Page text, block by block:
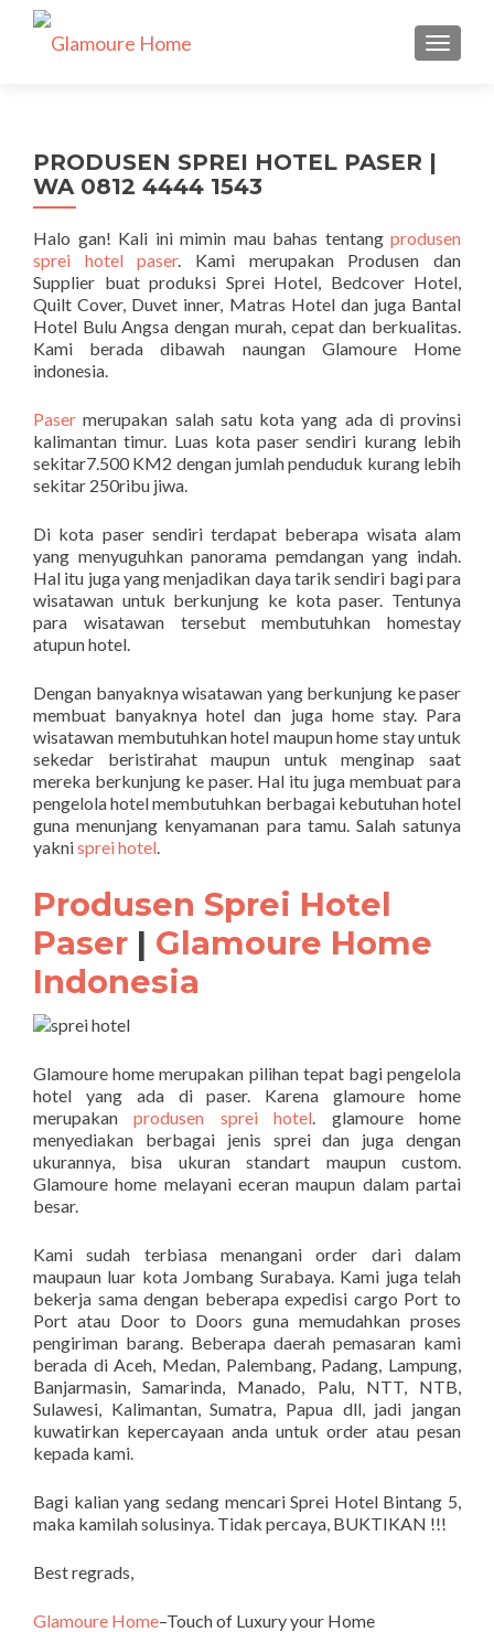
TUKAR
PRODUSEN SPREI HOTEL PASER |
WA 0812 4444 1543
Halo gan! Kali ini mimin mau bahas tentangprodusen
sprei hotel paser. Kami merupakan Produsen dan
Supplier buat produksi Sprei Hotel, Bedcover Hotel,
Quilt Cover, Duvet inner, Matras Hotel dan juga Bantal
Hotel Bulu Angsa dengan murah, cepat dan berkualitas.
Kami berada dibawah naungan Glamoure Home
indonesia.
Paser merupakan salah satu kota yang ada di provinsi
kalimantan timur. Luas kota paser sendiri kurang lebih
sekitar7.500 KM2 dengan jumlah penduduk kurang lebih
sekitar 250ribu jiwa.
Di kota paser sendiri terdapat beberapa wisata alam
yang menyuguhkan panorama pemdangan yang indah.
Hal itu juga yang menjadikan daya tarik sendiri bagi para
wisatawan untuk berkunjung ke kota paser. Tentunya
para wisatawan tersebut membutuhkan homestay
atupun hotel.
Dengan banyaknya wisatawan yang berkunjung ke paser
membuat banyaknya hotel dan juga home stay. Para
wisatawan membutuhkan hotel maupun home stay untuk
sekedar beristirahat maupun untuk menginap saat
mereka berkunjung ke paser. Hal itu juga membuat para
pengelola hotel membutuhkan berbagai kebutuhan hotel
guna menunjang kenyamanan para tamu. Salah satunya
yaknisprei hotel.
Produsen Sprei Hotel
Paser | Glamoure Home
Indonesia
Glamoure home merupakan pilihan tepat bagi pengelola
hotel yang ada di paser. Karena glamoure home
merupakanprodusen sprei hotel. glamoure home
menyediakan berbagai jenis sprei dan juga dengan
ukurannya, bisa ukuran standart maupun custom.
Glamoure home melayani eceran maupun dalam partai
besar.
Kami sudah terbiasa menangani order dari dalam
maupaun luar kota Jombang Surabaya. Kami juga telah
bekerja sama dengan beberapa expedisi cargo Port to
Port atau Door to Doors guna memudahkan proses
pengiriman barang. Beberapa daerah pemasaran kami
berada di Aceh, Medan, Palembang, Padang, Lampung,
Banjarmasin, Samarinda, Manado, Palu, NTT, NTB,
Sulawesi, Kalimantan, Sumatra, Papua dll, jadi jangan
kuwatirkan kepercayaan anda untuk order atau pesan
kepada kami.
Bagi kalian yang sedang mencari Sprei Hotel Bintang 5,
maka kamilah solusinya. Tidak percaya, BUKTIKAN !!!
Best regrads,
Glamoure Home–Touch of Luxury your Home